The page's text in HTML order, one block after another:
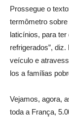
Prossegue o
termômetro
laticínios, para
refrigerados”,
veículo e
los a famílias
Vejamos, agora,
toda a França,